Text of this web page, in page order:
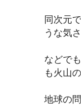
同次元
うな気
などで
も火山
地球の